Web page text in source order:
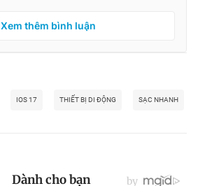
Xem thêm bình luận
IOS 17 THIẾT BỊ DI ĐỘNG SẠC NHANH